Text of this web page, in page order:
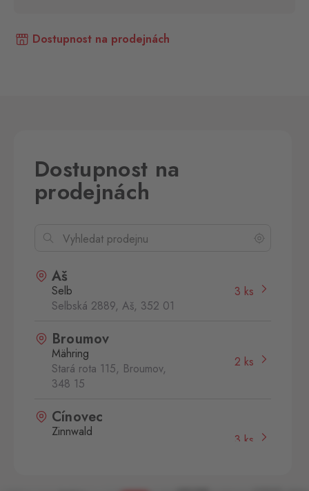
Dostupnost na prodejnách
Dostupnost na
prodejnách
Aš
Selb
Selbská 2889, Aš, 352 01
3 ks
Broumov
Mähring
Stará rota 115, Broumov,
348 15
2 ks
Cínovec
Zinnwald
3 ks